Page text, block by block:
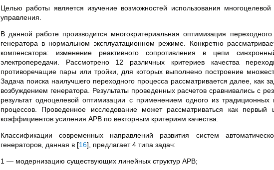
Целью работы является изучение возможностей использования
управления.
В данной работе производится многокритериальная оптимизация
генератора в нормальном эксплуатационном режиме. Конкретно
компенсатора: изменение реактивного сопротивления в цепи
электропередачи. Рассмотрено 12 различных критериев качества
противоречащие пары или тройки, для которых выполнено построение
Задача поиска наилучшего переходного процесса рассматривается далее, как
возбуждением генератора. Результаты проведенных расчетов сравнивались с
результат одноцелевой оптимизации с применением одного из традиционных
процессов. Проведенное исследование может рассматриваться как
коэффициентов усиления АРВ по векторным критериям качества.
Классификации современных направлений развития систем
генераторов, данная в [16] , предлагает 4 типа задач:
1 — модернизацию существующих линейных структур АРВ;